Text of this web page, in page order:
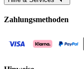
Zahlungsmethoden